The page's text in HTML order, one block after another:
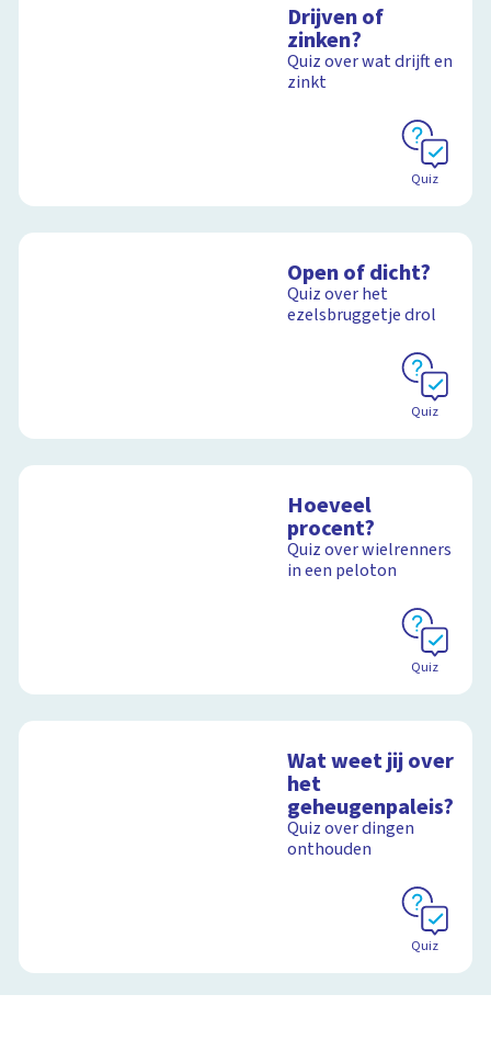
Drijven of
zinken?
Quiz over wat drijft en
zinkt
Quiz
Open of dicht?
Quiz over het
ezelsbruggetje drol
Quiz
Hoeveel
procent?
Quiz over wielrenners
in een peloton
Quiz
Wat weet jij over
het
geheugenpaleis?
Quiz over dingen
onthouden
Quiz